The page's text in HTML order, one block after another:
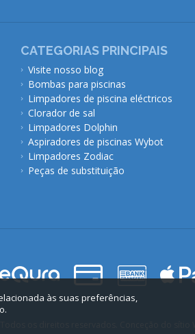
CATEGORIAS PRINCIPAIS
Visite nosso blog
Bombas para piscinas
Limpadores de piscina eléctricos
Clorador de sal
Limpadores Dolphin
Aspiradores de piscinas Wybot
Limpadores Zodiac
Peças de substituição
às suas preferências,